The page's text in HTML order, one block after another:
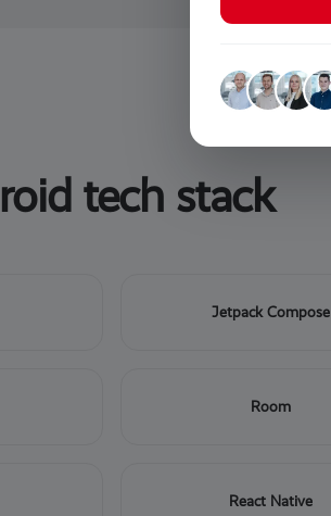
tech stack
Jetpack Compose
Room
React Native